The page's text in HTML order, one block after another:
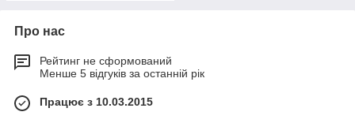
Про нас
Рейтинг не сформований
Менше 5 відгуків за останній рік
Працює з 10.03.2015